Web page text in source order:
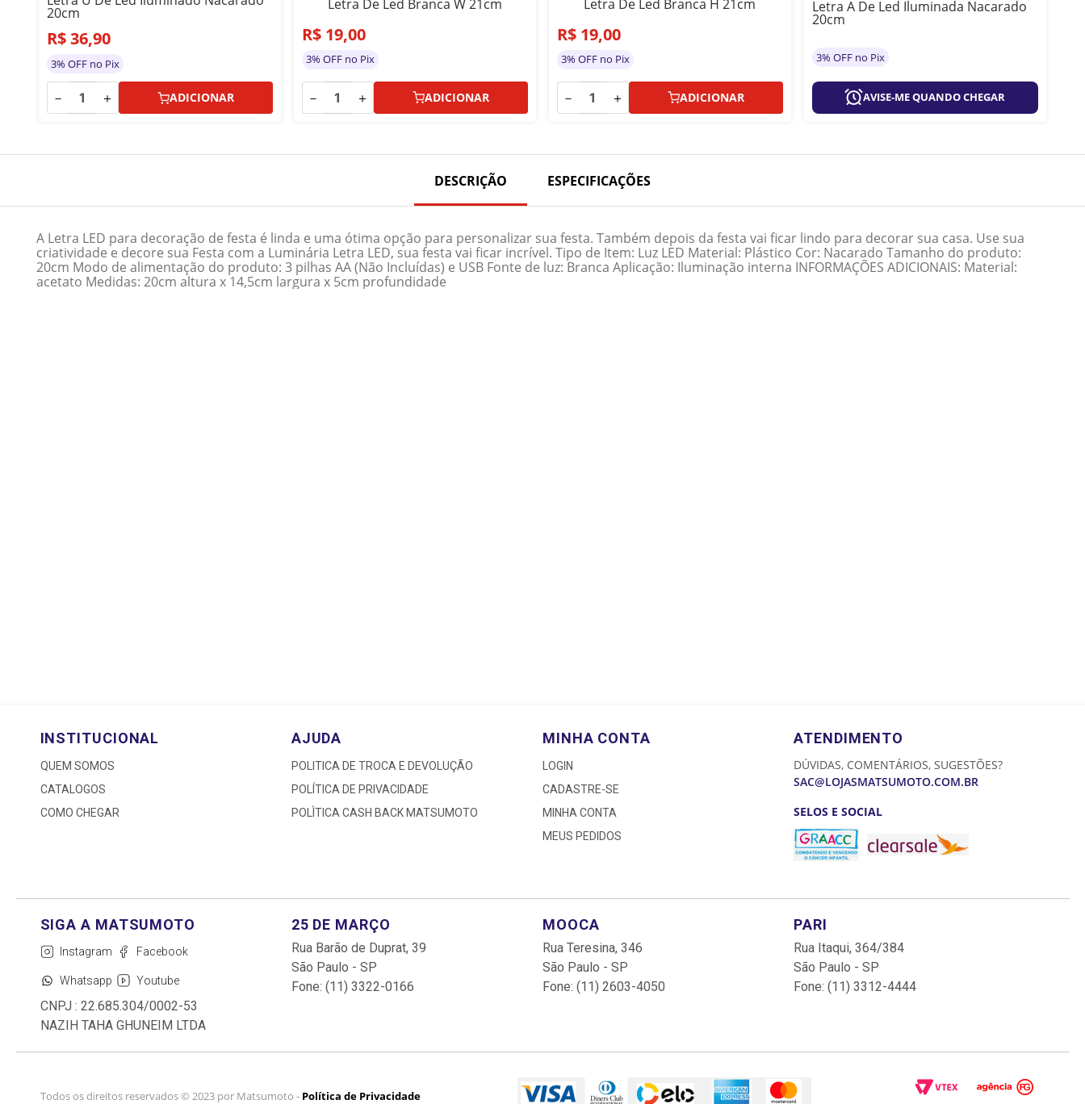
20cm
R$36,90
3% OFF no Pix
－ ＋ ADICIONAR
Letra De Led Branca W 21cm
R$ 19,00
3% OFF no Pix
－ ＋ ADICIONAR
Letra De Led Branca H 21cm
R$ 19,00
3% OFF no Pix
－ ＋ ADICIONAR
Letra A De Led Iluminada Nacarado
20cm
3% OFF no Pix
AVISE-ME QUANDO CHEGAR
DESCRIÇÃO ESPECIFICAÇÕES
A Letra LED para decoração de festa é linda e uma ótima opção para personalizar sua festa. Também depois da festa vai ficar lindo para decorar sua casa. Use sua
criatividade e decore sua Festa com a Luminária Letra LED, sua festa vai ficar incrível. Tipo de Item: Luz LED Material: Plástico Cor: Nacarado Tamanho do produto:
20cm Modo de alimentação do produto: 3 pilhas AA (Não Incluídas) e USB Fonte de luz: Branca Aplicação: Iluminação interna INFORMAÇÕES ADICIONAIS: Material:
acetato Medidas: 20cm altura x 14,5cm largura x 5cm profundidade
INSTITUCIONAL
QUEM SOMOS
CATALOGOS
COMO CHEGAR
AJUDA
POLITICA DE TROCA E DEVOLUÇÃO
POLÍTICA DE PRIVACIDADE
POLÌTICA CASH BACK MATSUMOTO
MINHA CONTA
LOGIN
CADASTRE-SE
MINHA CONTA
MEUS PEDIDOS
ATENDIMENTO
DÚVIDAS, COMENTÁRIOS, SUGESTÕES?
SAC@LOJASMATSUMOTO.COM.BR
SELOS E SOCIAL
Instagram Facebook
Whatsapp Youtube
25 DE MARÇO
Rua Barão de Duprat, 39
São Paulo - SP
Fone: (11) 3322-0166
MOOCA
Rua Teresina, 346
São Paulo - SP
Fone: (11) 2603-4050
PARI
Rua Itaqui, 364/384
São Paulo - SP
Fone: (11) 3312-4444
CNPJ : 22.685.304/0002-53
NAZIH TAHA GHUNEIM LTDA
Todos os direitos reservados © 2023 por Matsumoto - Política de Privacidade